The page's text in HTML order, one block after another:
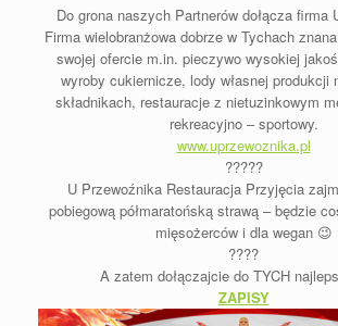
Do grona naszych Partnerów dołącza firma
Firma wielobranżowa dobrze w Tychach
swojej ofercie m.in. pieczywo wysokiej
wyroby cukiernicze, lody własnej produkcji
składnikach, restauracje z nietuzinkowym
rekreacyjno – sportowy.
www.uprzewoznika.pl
?????
U Przewoźnika Restauracja Przyjęcia
pobiegową półmaratońską strawą – będzie
mięsożerców i dla wegan 😉
????
A zatem dołączajcie do TYCH
ZAPISY